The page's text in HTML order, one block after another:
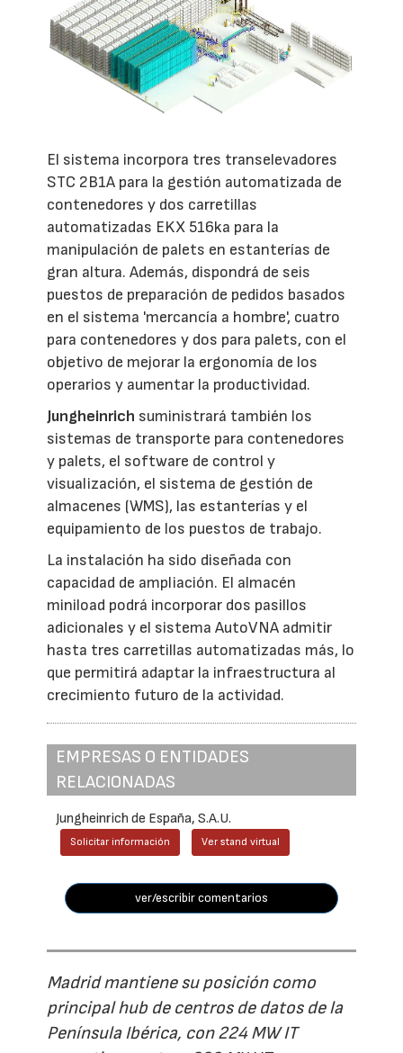
El sistema incorpora tres transelevadores
STC 2B1A para la gestión automatizada de
contenedores y dos carretillas
automatizadas EKX 516ka para la
manipulación de palets en estanterías de
gran altura. Además, dispondrá de seis
puestos de preparación de pedidos basados
en el sistema 'mercancía a hombre', cuatro
para contenedores y dos para palets, con el
objetivo de mejorar la ergonomía de los
operarios y aumentar la productividad.
Jungheinrich suministrará también los
sistemas de transporte para contenedores
y palets, el software de control y
visualización, el sistema de gestión de
almacenes (WMS), las estanterías y el
equipamiento de los puestos de trabajo.
La instalación ha sido diseñada con
capacidad de ampliación. El almacén
miniload podrá incorporar dos pasillos
adicionales y el sistema AutoVNA admitir
hasta tres carretillas automatizadas más, lo
que permitirá adaptar la infraestructura al
crecimiento futuro de la actividad.
EMPRESAS O ENTIDADES
RELACIONADAS
Jungheinrich de España, S.A.U.
Solicitar información Ver stand virtual
ver/escribir comentarios
Madrid mantiene su posición como
principal hub de centros de datos de la
Península Ibérica, con 224 MW IT